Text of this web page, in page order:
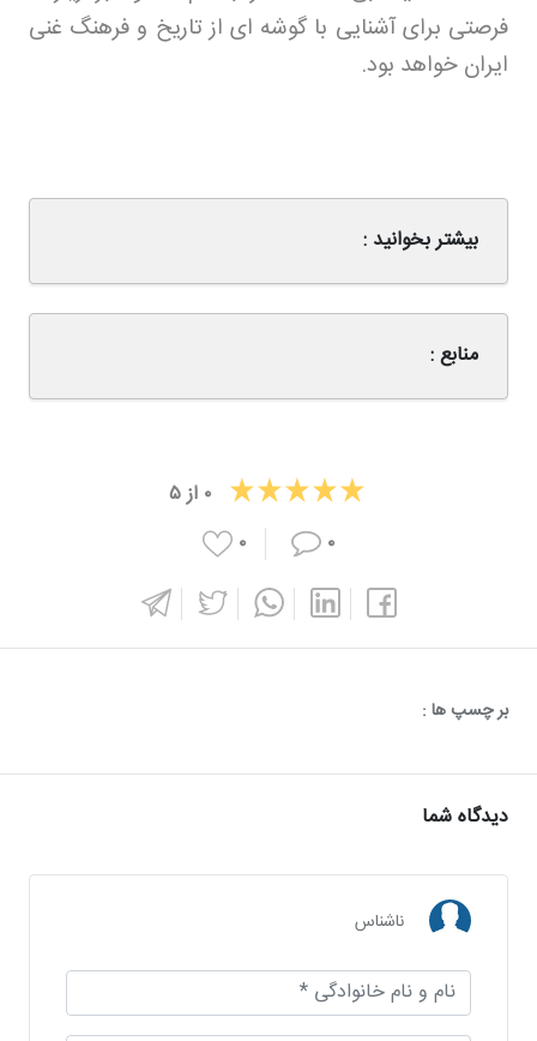
فرصتی برای آشنایی با گوشه ای از تاریخ و فرهنگ غنی
ایران خواهد بود.
بیشتر بخوانید :
منابع :
۰ از۵
۰
۰
بر چسپ ها :
دیدگاه شما
ناشناس